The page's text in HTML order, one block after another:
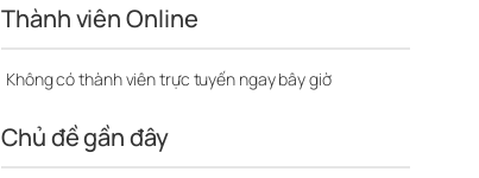
Thành viên Online
Không có thành viên trực tuyến ngay bây giờ
Chủ đề gần đây